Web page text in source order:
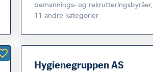
bemannings- og rekrutteringsbyråer,
11 andre kategorier
Hygienegruppen AS